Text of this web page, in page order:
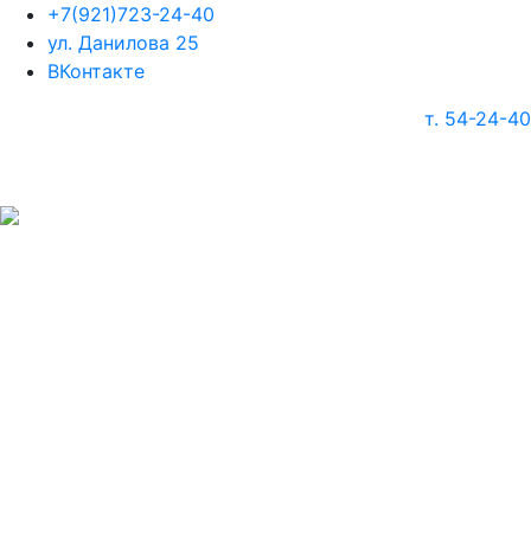
+7(921)723-24-40
ул. Данилова 25
ВКонтакте
т. 54-24-40